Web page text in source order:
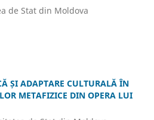
de Stat din Moldova
ȘI ADAPTARE CULTURALĂ ÎN
METAFIZICE DIN OPERA LUI